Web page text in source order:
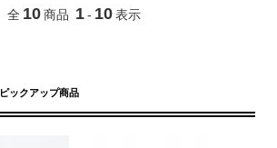
全 10 商品 1 - 10 表示
ピックアップ商品